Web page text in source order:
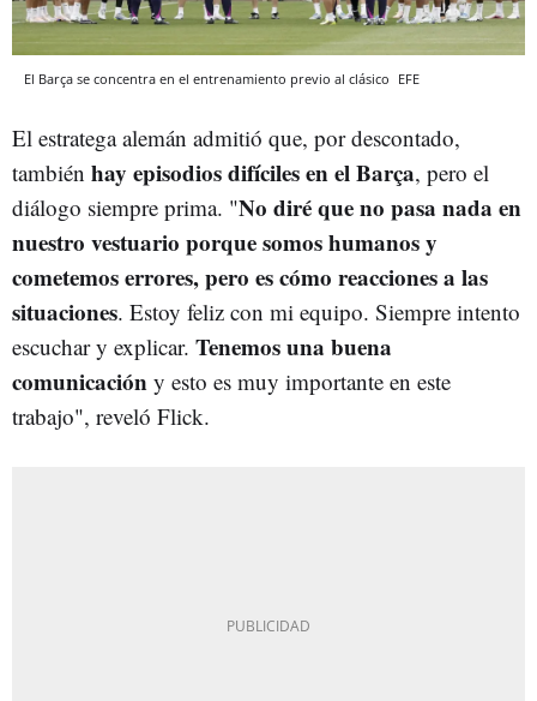
El Barça se concentra en el entrenamiento previo al clásico EFE
El estratega alemán admitió que, por descontado,
también hay episodios difíciles en el Barça, pero el
diálogo siempre prima. "No diré que no pasa nada en
nuestro vestuario porque somos humanos y
cometemos errores, pero es cómo reacciones a las
situaciones. Estoy feliz con mi equipo. Siempre intento
escuchar y explicar. Tenemos una buena
comunicación y esto es muy importante en este
trabajo", reveló Flick.